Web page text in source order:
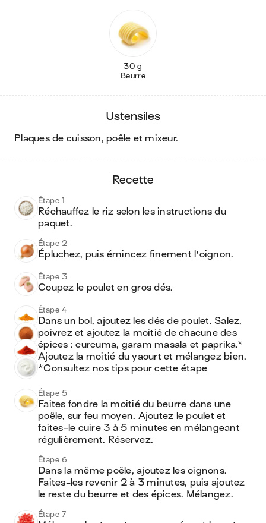
30 g
Beurre
ustensiles
plaques de cuisson, poêle et mixeur.
recette
Étape 1
Réchauffez le riz selon les instructions du
paquet.
Étape 2
Épluchez, puis émincez finement l'oignon.
Étape 3
Coupez le poulet en gros dés.
Étape 4
Dans un bol, ajoutez les dés de poulet. Salez,
poivrez et ajoutez la moitié de chacune des
épices : curcuma, garam masala et paprika.*
Ajoutez la moitié du yaourt et mélangez bien.
*Consultez nos tips pour cette étape
Étape 5
Faites fondre la moitié du beurre dans une
poêle, sur feu moyen. Ajoutez le poulet et
faites-le cuire 3 à 5 minutes en mélangeant
régulièrement. Réservez.
Étape 6
Dans la même poêle, ajoutez les oignons.
Faites-les revenir 2 à 3 minutes, puis ajoutez
le reste du beurre et des épices. Mélangez.
Étape 7